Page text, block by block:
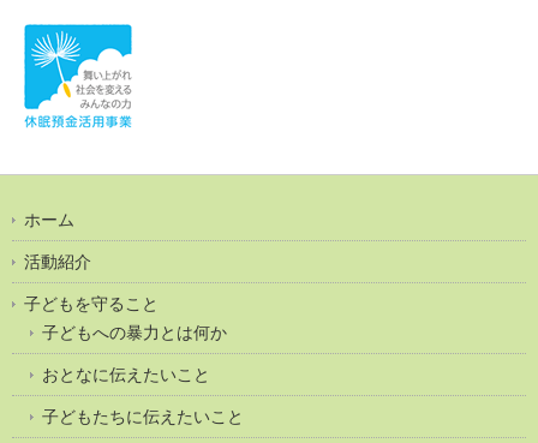
ホーム
活動紹介
子どもを守ること
子どもへの暴力とは何か
おとなに伝えたいこと
子どもたちに伝えたいこと